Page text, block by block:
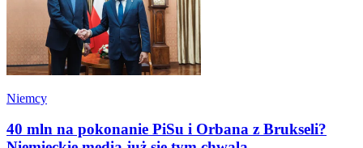
Niemcy
40 mln na pokonanie PiSu i Orbana z Brukseli?